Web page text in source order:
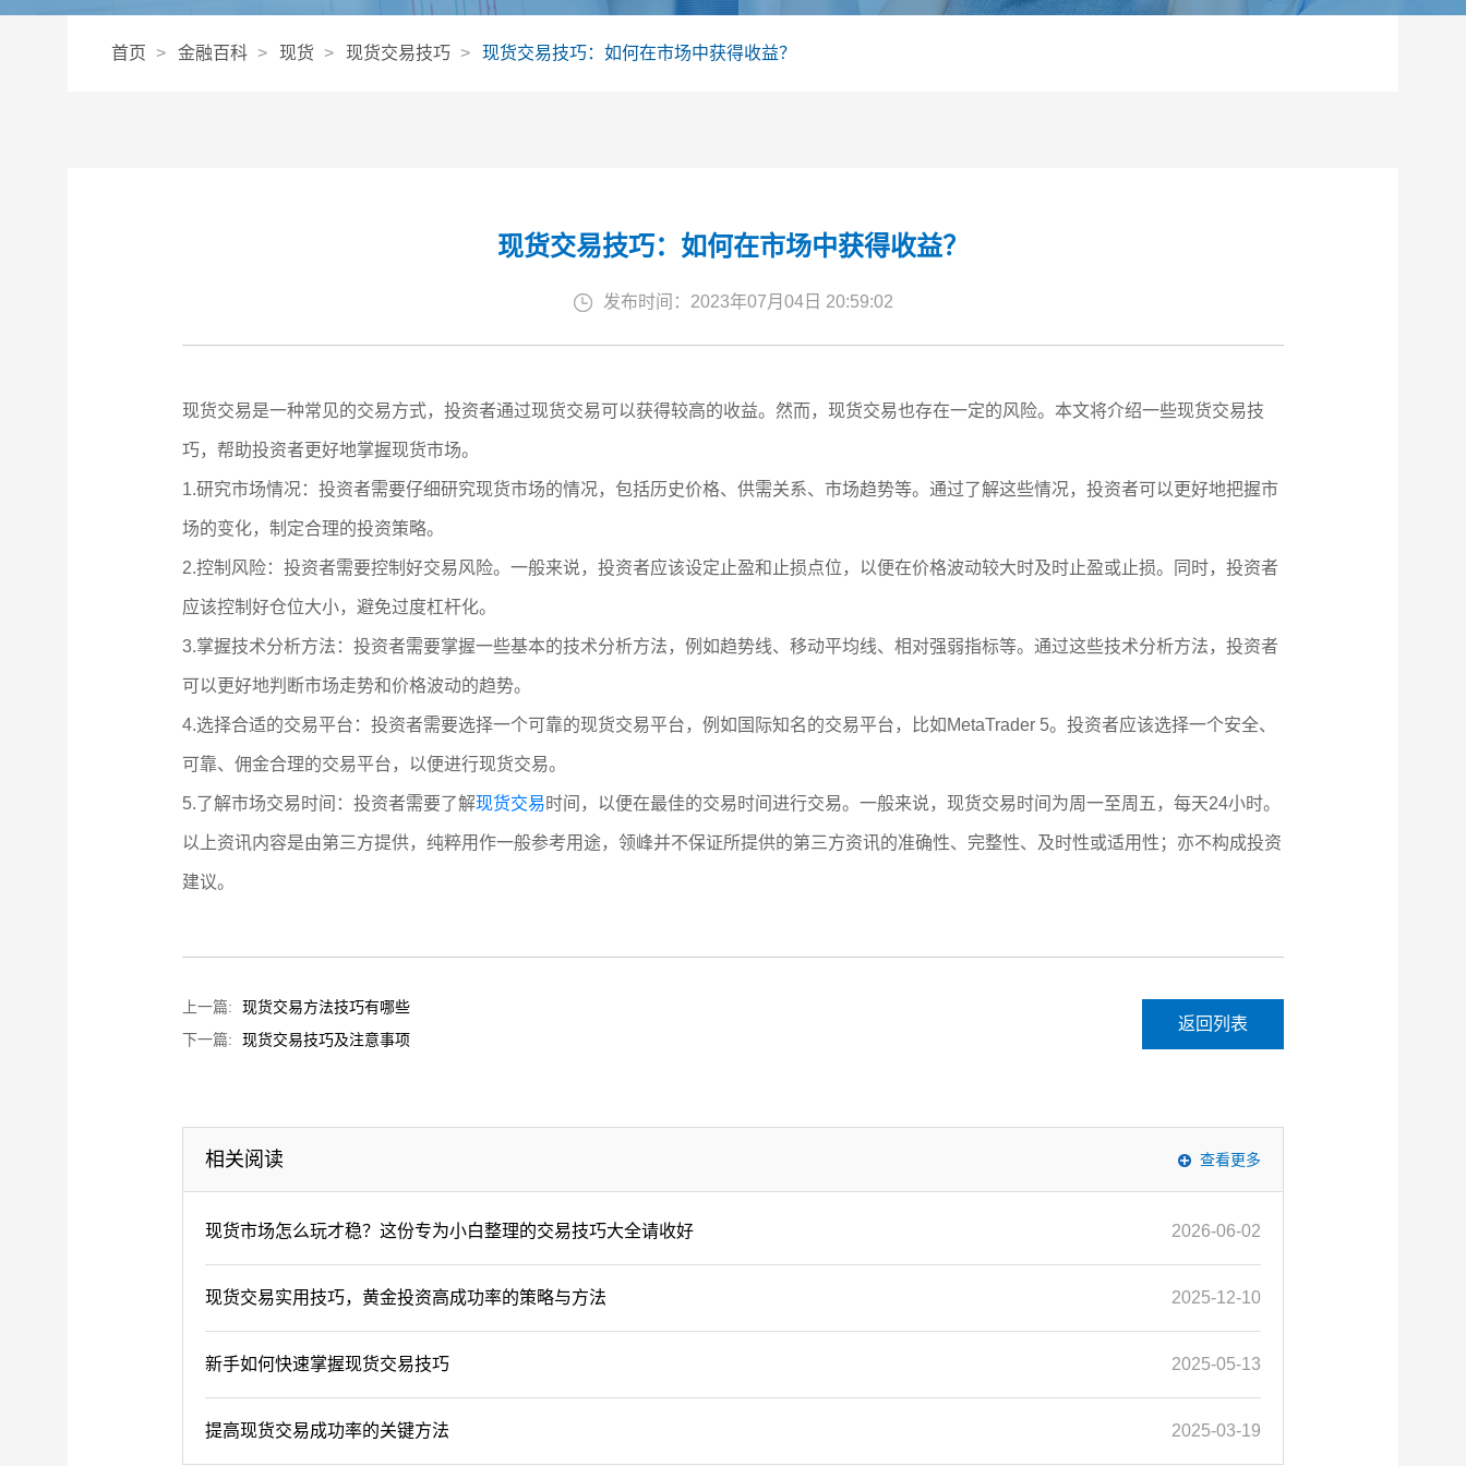
首页 金融百科 现货 现货交易技巧 现货交易技巧：如何在市场中获得收益？
现货交易技巧：如何在市场中获得收益？
发布时间：2023年07月04日 20:59:02
现货交易是一种常见的交易方式，投资者通过现货交易可以获得较高的收益。然而，现货交易也存在一定的风险。本文将介绍一些现货交易技
巧，帮助投资者更好地掌握现货市场。
1.研究市场情况：投资者需要仔细研究现货市场的情况，包括历史价格、供需关系、市场趋势等。通过了解这些情况，投资者可以更好地把握市
场的变化，制定合理的投资策略。
2.控制风险：投资者需要控制好交易风险。一般来说，投资者应该设定止盈和止损点位，以便在价格波动较大时及时止盈或止损。同时，投资者
应该控制好仓位大小，避免过度杠杆化。
3.掌握技术分析方法：投资者需要掌握一些基本的技术分析方法，例如趋势线、移动平均线、相对强弱指标等。通过这些技术分析方法，投资者
可以更好地判断市场走势和价格波动的趋势。
4.选择合适的交易平台：投资者需要选择一个可靠的现货交易平台，例如国际知名的交易平台，比如MetaTrader 5。投资者应该选择一个安全、
可靠、佣金合理的交易平台，以便进行现货交易。
5.了解市场交易时间：投资者需要了解现货交易时间，以便在最佳的交易时间进行交易。一般来说，现货交易时间为周一至周五，每天24小时。
以上资讯内容是由第三方提供，纯粹用作一般参考用途，领峰并不保证所提供的第三方资讯的准确性、完整性、及时性或适用性；亦不构成投资
建议。
上一篇:
现货交易方法技巧有哪些
下一篇:
现货交易技巧及注意事项
返回列表
相关阅读 查看更多
现货市场怎么玩才稳？这份专为小白整理的交易技巧大全请收好 2026-06-02
现货交易实用技巧，黄金投资高成功率的策略与方法 2025-12-10
新手如何快速掌握现货交易技巧 2025-05-13
提高现货交易成功率的关键方法 2025-03-19